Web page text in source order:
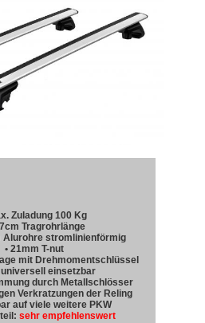
Zuladung 100 Kg
Tragrohrlänge
Alurohre stromlinienförmig
• 21mm T-nut
mit Drehmomentschlüssel
universell einsetzbar
durch Metallschlösser
Verkratzungen der Reling
auf viele weitere PKW
sehr empfehlenswert